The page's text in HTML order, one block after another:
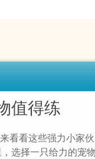
值得练
看看这些强力小家
选择一只给力的宠